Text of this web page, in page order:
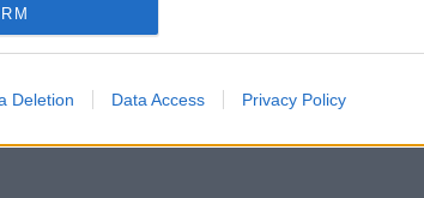
Deletion Data Access Privacy Policy